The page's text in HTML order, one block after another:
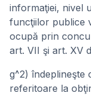
informaţiei, nivel
funcţiilor publice
ocupă prin
art. VII şi art. XV
g^2) îndeplineşte
referitoare la